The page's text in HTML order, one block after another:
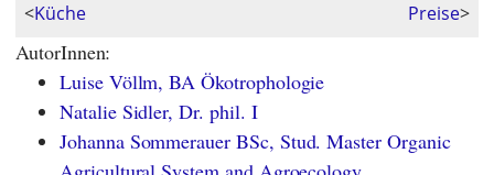
<Küche Preise>
AutorInnen:
Luise Völlm, BA Ökotrophologie
Natalie Sidler, Dr. phil. I
Johanna Sommerauer BSc, Stud. Master Organic